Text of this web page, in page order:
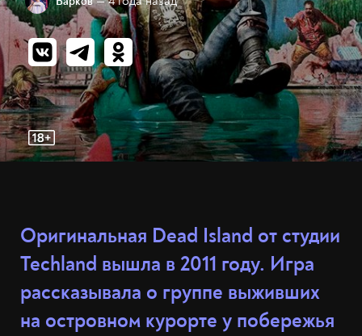
Оригинальная Dead Island от студии
Techland вышла в 2011 году. Игра
рассказывала о группе выживших
на островном курорте у побережья